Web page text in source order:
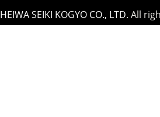
HEIWA SEIKI KOGYO CO., LTD. All